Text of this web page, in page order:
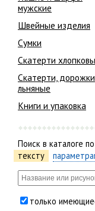
мужские
Швейные изделия
Сумки
Скатерти
Скатерти, дорожки
льняные
Книги и упаковка
Поиск в каталоге по
тексту
только